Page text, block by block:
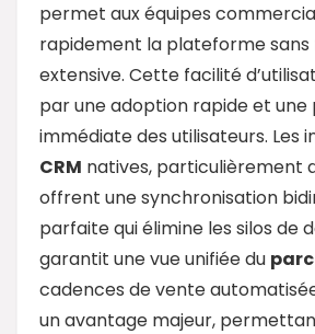
permet aux équipes
rapidement la plateforme
extensive. Cette facilité
par une adoption rapide et
immédiate des utilisateurs. Les
CRM natives, particulièrement
offrent une synchronisation
parfaite qui élimine les silos de
garantit une vue unifiée du
cadences de vente
un avantage majeur,